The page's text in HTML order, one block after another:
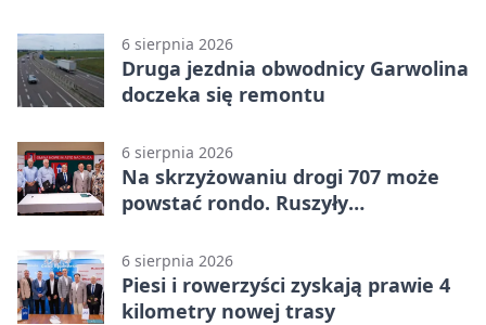
6 sierpnia 2026
Druga jezdnia obwodnicy Garwolina
doczeka się remontu
6 sierpnia 2026
Na skrzyżowaniu drogi 707 może
powstać rondo. Ruszyły
6 sierpnia 2026
Piesi i rowerzyści zyskają prawie 4
kilometry nowej trasy